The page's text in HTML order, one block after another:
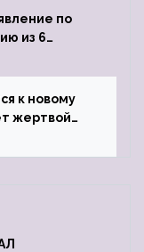
по
из 6
к новому
жертвой